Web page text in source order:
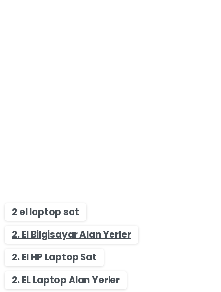
2 el laptop sat
2. El Bilgisayar Alan Yerler
2. El HP Laptop Sat
2. EL Laptop Alan Yerler